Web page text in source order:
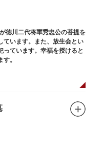
徳川二代将軍秀忠公の菩提を
ています。また、放生会とい
っています。幸福を授けると
。